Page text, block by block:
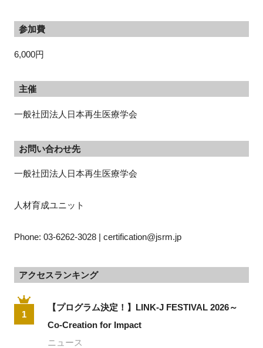
参加費
6,000円
主催
一般社団法人日本再生医療学会
お問い合わせ先
一般社団法人日本再生医療学会
人材育成ユニット
Phone: 03-6262-3028 | certification@jsrm.jp
アクセスランキング
1
【プログラム決定！】LINK-J FESTIVAL 2026～
Co-Creation for Impact
ニュース